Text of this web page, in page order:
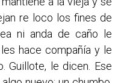
re loco los fines de
ni anda de caño le
hace compañía y le
Guillote, le dicen. Ese